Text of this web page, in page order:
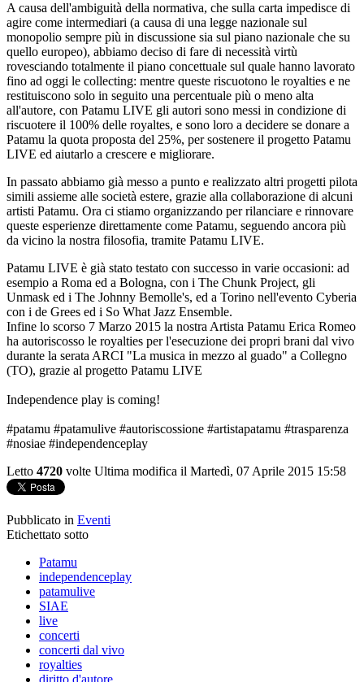
A causa dell'ambiguità della normativa, che sulla carta impedisce di
agire come intermediari (a causa di una legge nazionale sul
monopolio sempre più in discussione sia sul piano nazionale che su
quello europeo), abbiamo deciso di fare di necessità virtù
rovesciando totalmente il piano concettuale sul quale hanno lavorato
fino ad oggi le collecting: mentre queste riscuotono le royalties e ne
restituiscono solo in seguito una percentuale più o meno alta
all'autore, con Patamu LIVE gli autori sono messi in condizione di
riscuotere il 100% delle royaltes, e sono loro a decidere se donare a
Patamu la quota proposta del 25%, per sostenere il progetto Patamu
LIVE ed aiutarlo a crescere e migliorare.
In passato abbiamo già messo a punto e realizzato altri progetti pilota
simili assieme alle società estere, grazie alla collaborazione di alcuni
artisti Patamu. Ora ci stiamo organizzando per rilanciare e rinnovare
queste esperienze direttamente come Patamu, seguendo ancora più
da vicino la nostra filosofia, tramite Patamu LIVE.
Patamu LIVE è già stato testato con successo in varie occasioni: ad
esempio a Roma ed a Bologna, con i The Chunk Project, gli
Unmask ed i The Johnny Bemolle's, ed a Torino nell'evento Cyberia
con i de Grees ed i So What Jazz Ensemble.
Infine lo scorso 7 Marzo 2015 la nostra Artista Patamu Erica Romeo
ha autoriscosso le royalties per l'esecuzione dei propri brani dal vivo
durante la serata ARCI "La musica in mezzo al guado" a Collegno
(TO), grazie al progetto Patamu LIVE
Independence play is coming!
‪#‎patamu‬ ‪#‎patamulive‬ ‪#‎autoriscossione‬ ‪#‎artistapatamu‬ ‪#‎trasparenza‬
‪#‎nosiae‬ ‪#‎independenceplay‬
Letto 4720 volte Ultima modifica il Martedì, 07 Aprile 2015 15:58
Pubblicato in Eventi
Etichettato sotto
Patamu
independenceplay
patamulive
SIAE
live
concerti
concerti dal vivo
royalties